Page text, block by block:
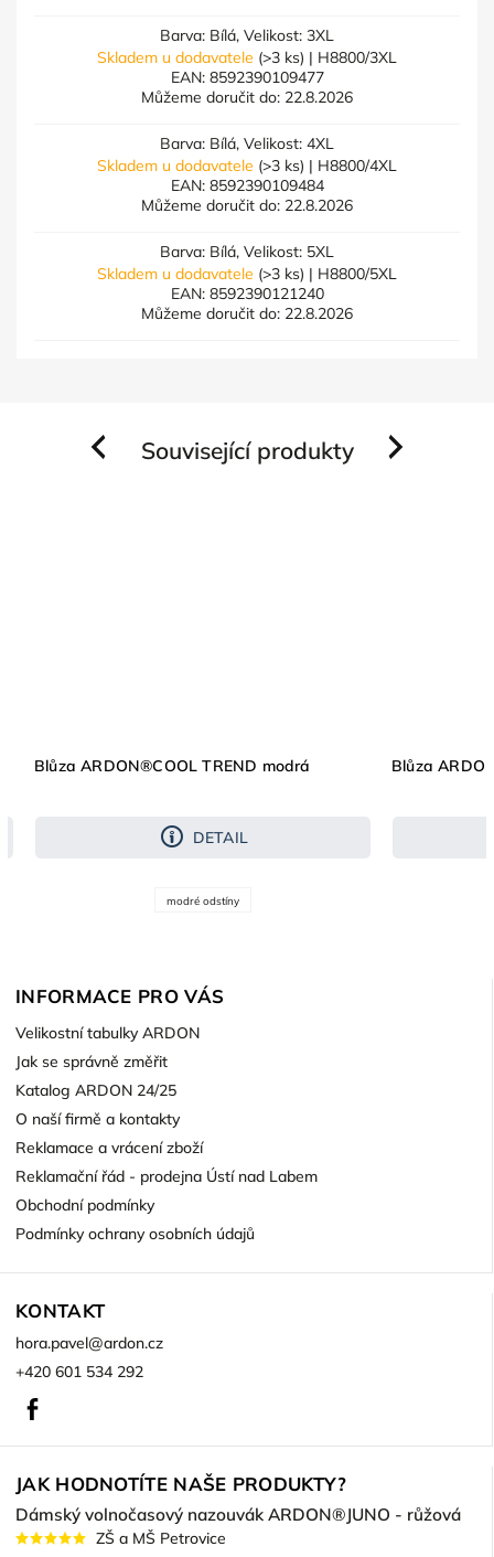
Barva: Bílá, Velikost: 3XL
Skladem u dodavatele (>3 ks) | H8800/3XL
EAN: 8592390109477
Můžeme doručit do: 22.8.2026
Barva: Bílá, Velikost: 4XL
Skladem u dodavatele (>3 ks) | H8800/4XL
EAN: 8592390109484
Můžeme doručit do: 22.8.2026
Barva: Bílá, Velikost: 5XL
Skladem u dodavatele (>3 ks) | H8800/5XL
EAN: 8592390121240
Můžeme doručit do: 22.8.2026
Související produkty
Previous
Blůza ARDON®COOL TREND modrá
DETAIL
modré odstíny
Blůza
Next
INFORMACE PRO VÁS
Velikostní tabulky ARDON
Jak se správně změřit
Katalog ARDON 24/25
O naší firmě a kontakty
Reklamace a vrácení zboží
Reklamační řád - prodejna Ústí nad Labem
Obchodní podmínky
Podmínky ochrany osobních údajů
KONTAKT
hora.pavel@ardon.cz
+420 601 534 292
JAK HODNOTÍTE NAŠE PRODUKTY?
Dámský volnočasový nazouvák ARDON®JUNO - růžová
ZŠ a MŠ Petrovice